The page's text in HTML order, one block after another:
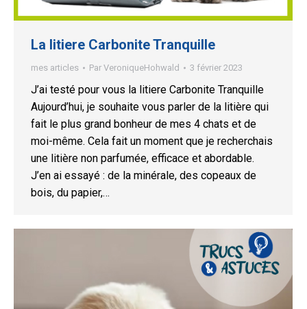
La litiere Carbonite Tranquille
mes articles Par VeroniqueHohwald 3 février 2023
J’ai testé pour vous la litiere Carbonite Tranquille
Aujourd’hui, je souhaite vous parler de la litière qui
fait le plus grand bonheur de mes 4 chats et de
moi-même. Cela fait un moment que je recherchais
une litière non parfumée, efficace et abordable.
J’en ai essayé : de la minérale, des copeaux de
bois, du papier,…